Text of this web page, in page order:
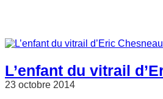
L’enfant du vitrail
23 octobre 2014